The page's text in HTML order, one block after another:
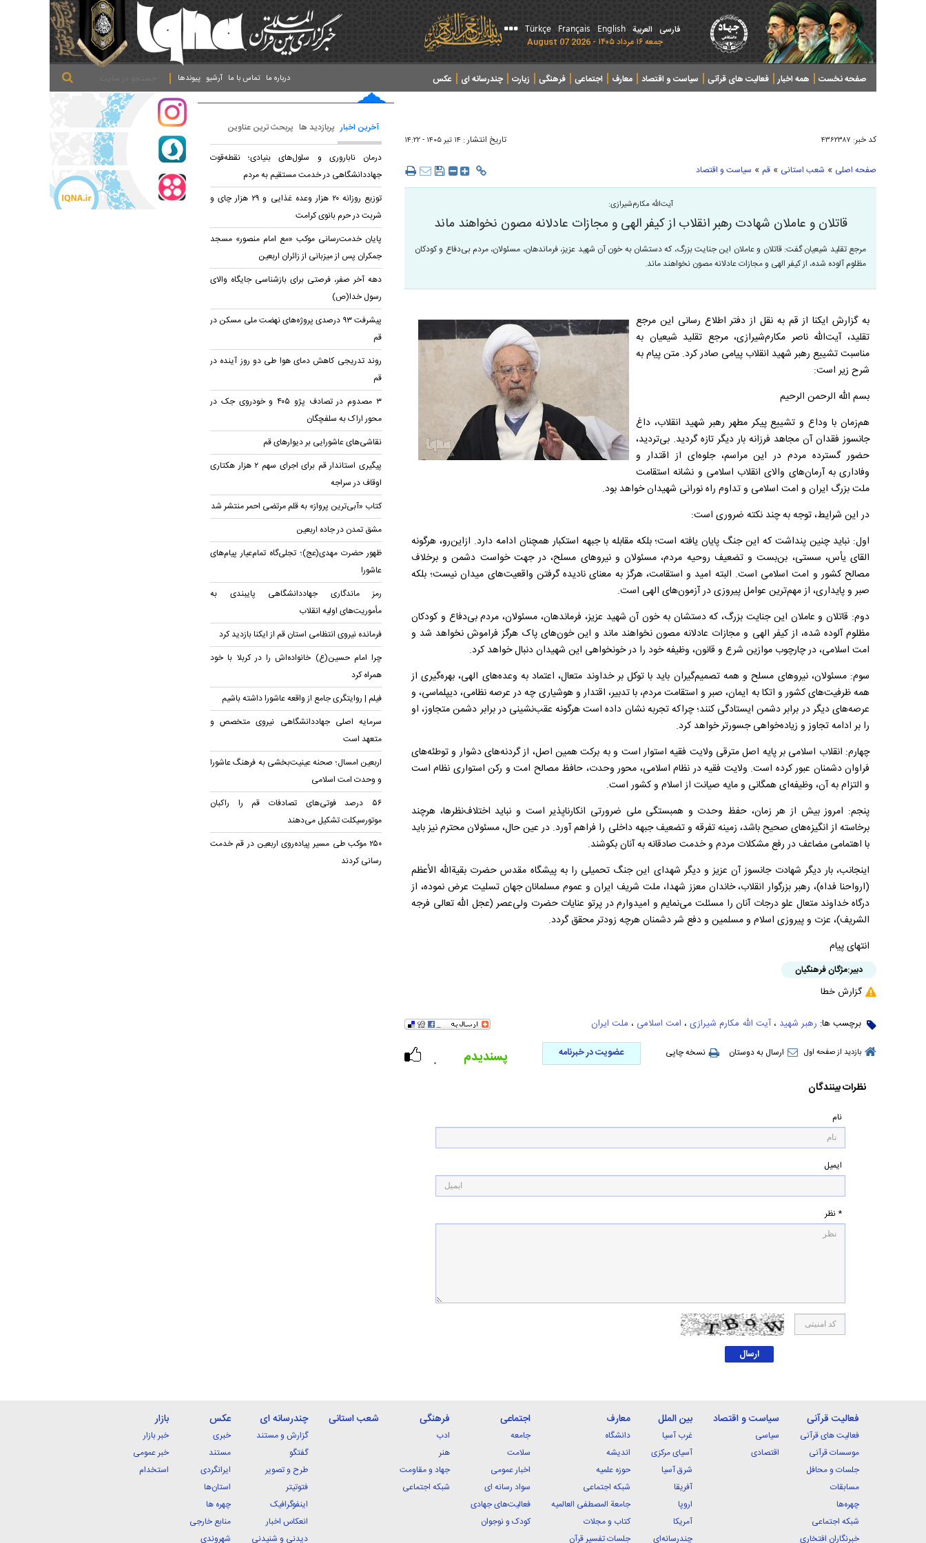
فارسی العربیة English
Français
Türkçe
جمعه ۱۶ مرداد ۱۴۰۵ - 2026 August 07
صفحه نخست همه اخبار فعالیت های قرآنی سیاست و اقتصاد معارف اجتماعی فرهنگی زیارت چندرسانه ای عکس پیوندها آرشیو تماس با ما درباره ما
کد خبر: ۴۳۶۲۳۸۷ تاریخ انتشار : ۱۴ تير ۱۴۰۵ - ۱۴:۲۲
صفحه اصلی » شعب استانی » قم » سیاست و اقتصاد
آیت‌الله مکارم‌شیرازی:
قاتلان و عاملان شهادت رهبر انقلاب از کیفر الهی و مجازات عادلانه مصون نخواهند ماند
مرجع تقلید شیعیان گفت: قاتلان و عاملان این جنایت بزرگ، که دستشان به خون آن شهید عزیز، فرماندهان، مسئولان، مردم بی‌دفاع و کودکان
مظلوم آلوده شده، از کیفر الهی و مجازات عادلانه مصون نخواهند ماند.
به گزارش ایکنا از قم به نقل از دفتر اطلاع رسانی این مرجع
تقلید، آیت‌الله ناصر مکارم‌شیرازی، مرجع تقلید شیعیان به
مناسبت تشییع رهبر شهید انقلاب پیامی صادر کرد. متن پیام به
شرح زیر است:
بسم الله الرحمن الرحیم
هم‌زمان با وداع و تشییع پیکر مطهر رهبر شهید انقلاب، داغ
جانسوز فقدان آن مجاهد فرزانه بار دیگر تازه گردید. بی‌تردید،
حضور گسترده مردم در این مراسم، جلوه‌ای از اقتدار و
وفاداری به آرمان‌های والای انقلاب اسلامی و نشانه استقامت
ملت بزرگ ایران و امت اسلامی و تداوم راه نورانی شهیدان خواهد بود.
در این شرایط، توجه به چند نکته ضروری است:
اول: نباید چنین پنداشت که این جنگ پایان یافته است؛ بلکه مقابله با جبهه استکبار همچنان ادامه دارد. ازاین‌رو، هرگونه
القای یأس، سستی، بن‌بست و تضعیف روحیه مردم، مسئولان و نیرو‌های مسلح، در جهت خواست دشمن و برخلاف
مصالح کشور و امت اسلامی است. البته امید و استقامت، هرگز به معنای نادیده گرفتن واقعیت‌های میدان نیست؛ بلکه
صبر و پایداری، از مهم‌ترین عوامل پیروزی در آزمون‌های الهی است.
دوم: قاتلان و عاملان این جنایت بزرگ، که دستشان به خون آن شهید عزیز، فرماندهان، مسئولان، مردم بی‌دفاع و کودکان
مظلوم آلوده شده، از کیفر الهی و مجازات عادلانه مصون نخواهند ماند و این خون‌های پاک هرگز فراموش نخواهد شد و
امت اسلامی، در چارچوب موازین شرع و قانون، وظیفه خود را در خونخواهی این شهیدان دنبال خواهد کرد.
سوم: مسئولان، نیرو‌های مسلح و همه تصمیم‌گیران باید با توکل بر خداوند متعال، اعتماد به وعده‌های الهی، بهره‌گیری از
همه ظرفیت‌های کشور و اتکا به ایمان، صبر و استقامت مردم، با تدبیر، اقتدار و هوشیاری چه در عرصه نظامی، دیپلماسی، و
عرصه‌های دیگر در برابر دشمن ایستادگی کنند؛ چراکه تجربه نشان داده است هرگونه عقب‌نشینی در برابر دشمن متجاوز، او
را بر ادامه تجاوز و زیاده‌خواهی جسورتر خواهد کرد.
چهارم: انقلاب اسلامی بر پایه اصل مترقی ولایت فقیه استوار است و به برکت همین اصل، از گردنه‌های دشوار و توطئه‌های
فراوان دشمنان عبور کرده است. ولایت فقیه در نظام اسلامی، محور وحدت، حافظ مصالح امت و رکن استواری نظام است
و التزام به آن، وظیفه‌ای همگانی و مایه صیانت از اسلام و کشور است.
پنجم: امروز بیش از هر زمان، حفظ وحدت و همبستگی ملی ضرورتی انکارناپذیر است و نباید اختلاف‌نظرها، هرچند
برخاسته از انگیزه‌های صحیح باشد، زمینه تفرقه و تضعیف جبهه داخلی را فراهم آورد. در عین حال، مسئولان محترم نیز باید
با اهتمامی مضاعف در رفع مشکلات مردم و خدمت صادقانه به آنان بکوشند.
اینجانب، بار دیگر شهادت جانسوز آن عزیز و دیگر شهدای این جنگ تحمیلی را به پیشگاه مقدس حضرت بقیةالله الأعظم
(ارواحنا فداه)، رهبر بزرگوار انقلاب، خاندان معزز شهدا، ملت شریف ایران و عموم مسلمانان جهان تسلیت عرض نموده، از
درگاه خداوند متعال علو درجات آنان را مسئلت می‌نمایم و امیدوارم در پرتو عنایات حضرت ولی‌عصر (عجل الله تعالی فرجه
الشریف)، عزت و پیروزی اسلام و مسلمین و دفع شر دشمنان هرچه زودتر محقق گردد.
انتهای پیام
دبیر:مژگان فرهنگیان
گزارش خطا
برچسب ها: رهبر شهید ، آیت الله مکارم شیرازی ، امت اسلامی ، ملت ایران
بازدید از صفحه اول ارسال به دوستان نسخه چاپی عضویت در خبرنامه
۰ پسندیدم
نظرات بینندگان
نام
ایمیل
* نظر
آخرین اخبار پربازدید ها پربحث ترین عناوین
درمان ناباروری و سلول‌های بنیادی؛ نقطه‌قوت
جهاددانشگاهی در خدمت مستقیم به مردم
توزیع روزانه ۲۰ هزار وعده غذایی و ۲۹ هزار چای و
شربت در حرم بانوی کرامت
پایان خدمت‌رسانی موکب «مع امام منصور» مسجد
جمکران پس از میزبانی از زائران اربعین
دهه آخر صفر، فرصتی برای بازشناسی جایگاه والای
رسول خدا(ص)
پیشرفت ۹۳ درصدی پروژه‌های نهضت ملی مسکن در
قم
روند تدریجی کاهش دمای هوا طی دو روز آینده در
قم
۳ مصدوم در تصادف پژو ۴۰۵ و خودروی جک در
محور اراک به سلفچگان
نقاشی‌های عاشورایی بر دیوار‌های قم
پیگیری استاندار قم برای اجرای سهم ۲ هزار هکتاری
اوقاف در سراجه
کتاب «آبی‌ترین پرواز» به قلم مرتضی احمر منتشر شد
مشق تمدن در جاده اربعین
ظهور حضرت مهدی(عج)؛ تجلی‌گاه تمام‌عیار پیام‌های
عاشورا
رمز ماندگاری جهاددانشگاهی پایبندی به
مأموریت‌های اولیه انقلاب
فرمانده نیروی انتظامی استان قم از ایکنا بازدید کرد
چرا امام حسین(ع) خانواده‌اش را در کربلا با خود
همراه کرد
فیلم | روایتگری جامع از واقعه عاشورا داشته باشیم
سرمایه اصلی جهاددانشگاهی نیروی متخصص و
متعهد است
اربعین امسال؛ صحنه عینیت‌بخشی به فرهنگ عاشورا
و وحدت امت اسلامی
۵۶ درصد فوتی‌های تصادفات قم را راکبان
موتورسیکلت تشکیل می‌دهند
۲۵۰ موکب طی مسیر پیاده‌روی اربعین در قم خدمت
رسانی کردند
فعالیت قرآنی
فعالیت های قرآنی
موسسات قرآنی
جلسات و محافل
مسابقات
چهره‌ها
شبکه اجتماعی
خبرنگاران افتخاری
سیاست و اقتصاد
سیاسی
اقتصادی
بین الملل
غرب آسیا
آسیای مرکزی
شرق آسیا
آفریقا
اروپا
آمریکا
چندرسانه‌ای
معارف
دانشگاه
اندیشه
حوزه علمیه
شبکه اجتماعی
جامعة المصطفی العالمیه
کتاب و مجلات
جلسات تفسیر قرآن
اجتماعی
جامعه
سلامت
اخبار عمومی
سواد رسانه ای
فعالیت‌های جهادی
کودک و نوجوان
فرهنگی
ادب
هنر
جهاد و مقاومت
شبکه اجتماعی
شعب استانی چندرسانه ای
گزارش و مستند
گفتگو
طرح و تصویر
فتوتیتر
اینفوگرافیک
انعکاس اخبار
دیدنی و شنیدنی
عکس
خبری
مستند
ایرانگردی
استان‌ها
چهره ها
منابع خارجی
شهروندی
بازار
خبر بازار
خبر عمومی
استخدام